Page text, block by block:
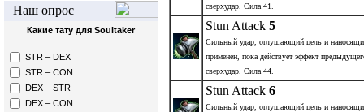
Наш опрос
Какие тату для Soultaker
STR – DEX
STR – CON
DEX – STR
DEX – CON
сверхудар. Сила 41.
Stun Attack 5
Сильный удар, оглушающий цель и
применен, пока действует эффект
сверхудар. Сила 44.
Stun Attack 6
Сильный удар, оглушающий цель и